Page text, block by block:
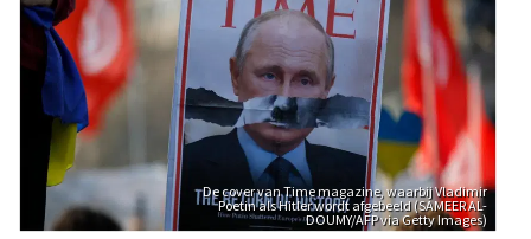
De cover van Time magazine, waarbij Vladimir
Poetin als Hitler wordt afgebeeld (SAMEER AL-
DOUMY/AFP via Getty Images)